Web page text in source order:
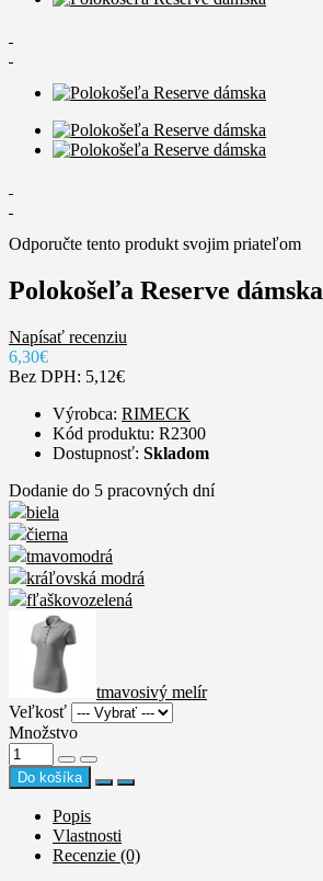
Odporučte tento produkt svojim priateľom
Polokošeľa Reserve dámska
Napísať recenziu
6,30€
Bez DPH: 5,12€
Výrobca: RIMECK
Kód produktu: R2300
Dostupnosť: Skladom
Dodanie do 5 pracovných dní
biela
čierna
tmavomodrá
kráľovská modrá
fľaškovozelená
tmavosivý melír
Veľkosť
Množstvo
Do košíka
Popis
Vlastnosti
Recenzie (0)